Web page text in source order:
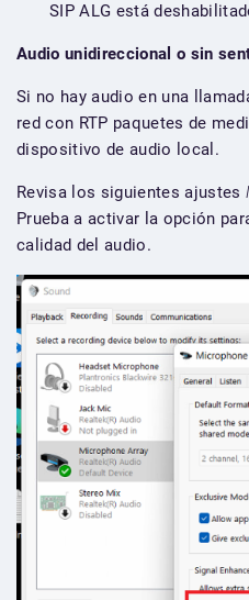
SIP ALG está
Audio unidireccional o sin
Si no hay audio en una
red con RTP paquetes de
dispositivo de audio local.
Revisa los siguientes ajustes
Prueba a activar la opción
calidad del audio.